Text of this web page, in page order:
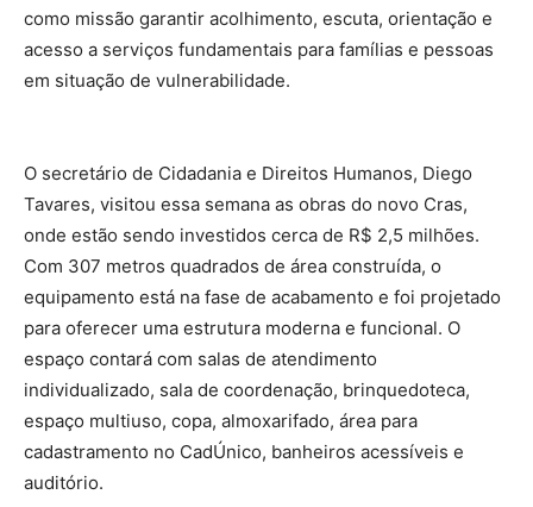
como missão garantir acolhimento, escuta, orientação e
acesso a serviços fundamentais para famílias e pessoas
em situação de vulnerabilidade.
O secretário de Cidadania e Direitos Humanos, Diego
Tavares, visitou essa semana as obras do novo Cras,
onde estão sendo investidos cerca de R$ 2,5 milhões.
Com 307 metros quadrados de área construída, o
equipamento está na fase de acabamento e foi projetado
para oferecer uma estrutura moderna e funcional. O
espaço contará com salas de atendimento
individualizado, sala de coordenação, brinquedoteca,
espaço multiuso, copa, almoxarifado, área para
cadastramento no CadÚnico, banheiros acessíveis e
auditório.